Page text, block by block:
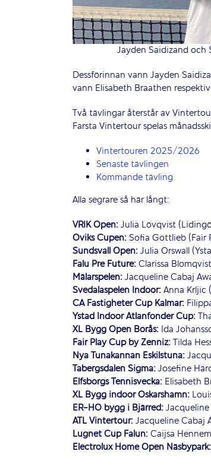
Jayden Saidizand och
Dessförinnan vann Jayden
vann Elisabeth Braathen
Två tävlingar återstår av
Farsta Vintertour spelas
Vintertouren 2025/2026
Senaste tävlingen
Kommande tävling
Alla segrare så här långt:
VRIK Open:Julia Lövqvist
Öviks Cupen:Sofia Gottlieb (Fair
Sundsvall Open:Julia Orswall
Falu Pre Future:Clarissa
Mälarspelen:Jacqueline Cabaj
Svedalaspelen Indoor:Anna Krljic
CA Fastigheter Cup Kalmar:
Ystad Indoor Atlanfonder Cup:
XL Bygg Open Borås: Ida
Fair Play Cup by Zenniz:Tilda
Nya Tunakannan Eskilstuna:
Tabergsdalen Sigma:Josefine
Elfsborgs Tennisvecka: Elisabeth
XL Bygg indoor Oskarshamn:
ER-HO bygg i Bjärred:
ATL Vintertour:Jacqueline Cabaj
Lugnet Cup Falun:Caijsa
Electrolux Home Open Näsbypark: